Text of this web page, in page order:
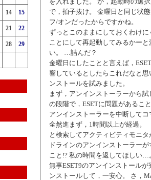
14 15
21 22
28 29
で，拍子抜け。 金曜日と同じ状
フ/オンだったからですかね。
ずっとこのままにしておくわけ
ことにして再起動してみるかー
い。 …詰んだ？
金曜日にしたことと言えば，
響しているとしたらこれだなと
ンストールを試みました。
まず，アンインストーラーから
の段階で，ESETに問題があるこ
アンインストーラーを中断して
全然進まず，1時間以上が経過。
と検索してアクティビティモニ
ドラインのアンインストーラー
こと!? 私の時間を返してほしい…
無事ESET9のアンインストール
ンストールして，一安心。 さ，